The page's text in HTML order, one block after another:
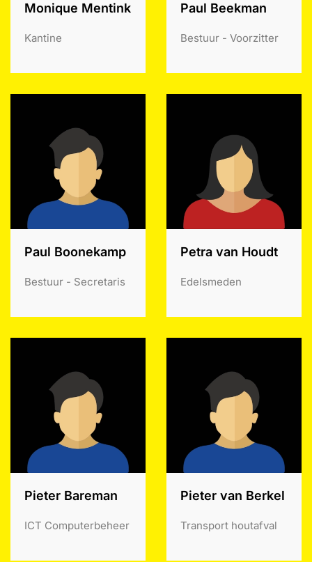
Monique Mentink
Kantine
Paul Beekman
Bestuur - Voorzitter
Paul Boonekamp
Bestuur - Secretaris
Petra van Houdt
Edelsmeden
Pieter Bareman
ICT Computerbeheer
Pieter van Berkel
Transport houtafval